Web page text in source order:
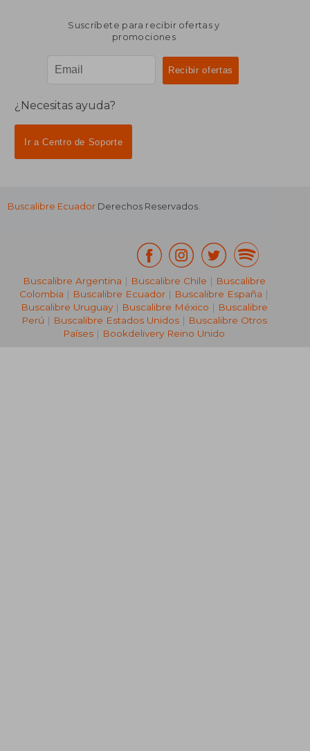
Suscríbete para recibir ofertas y
promociones
¿Necesitas ayuda?
Ir a Centro de Soporte
Buscalibre Ecuador Derechos Reservados.
Buscalibre Argentina | Buscalibre Chile | Buscalibre
Colombia | Buscalibre Ecuador | Buscalibre España |
Buscalibre Uruguay| Buscalibre México | Buscalibre
Perú | Buscalibre Estados Unidos| Buscalibre Otros
Países | Bookdelivery Reino Unido